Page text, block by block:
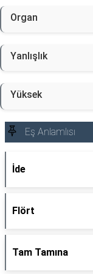
Organ
Yanlışlık
Yüksek
Eş Anlamlısı
İde
Flört
Tam Tamına